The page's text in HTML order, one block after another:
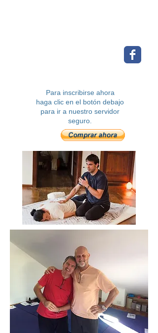
Para inscribirse ahora
haga clic en el botón debajo
para ir a nuestro servidor
seguro.​